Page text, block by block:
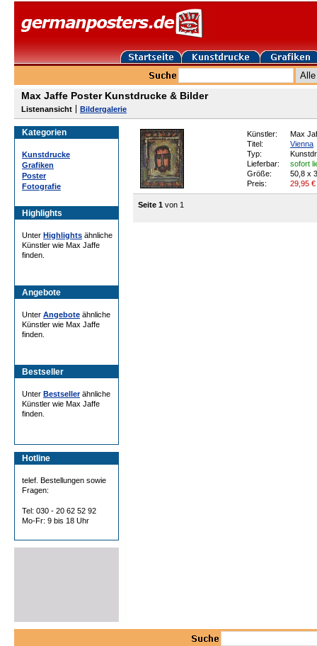
Max Jaffe Poster Kunstdrucke & Bilder
Listenansicht Bildergalerie
Kategorien
Kunstdrucke
Grafiken
Poster
Fotografie
Highlights
Unter Highlights ähnliche
Künstler wie Max Jaffe
finden.
Angebote
Unter Angebote ähnliche
Künstler wie Max Jaffe
finden.
Bestseller
Unter Bestsellerähnliche
Künstler wie Max Jaffe
finden.
Hotline
telef. Bestellungen sowie
Fragen:
Tel: 030 - 20 62 52 92
Mo-Fr: 9 bis 18 Uhr
Künstler:
Max
Titel:
Vienna
Typ:
Lieferbar:
sofort
Größe:
50,8 x
Preis:
29,95 €
Seite 1 von 1